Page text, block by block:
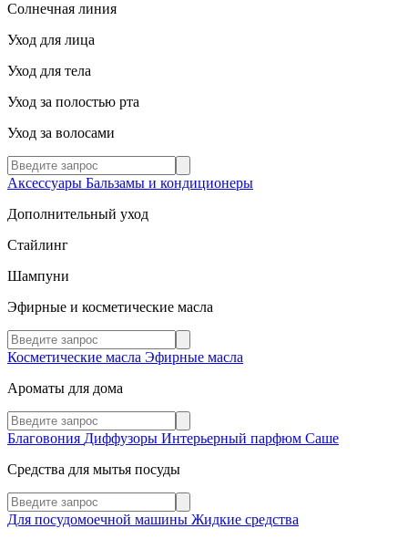
Солнечная линия
Уход для лица
Уход для тела
Уход за полостью рта
Уход за волосами
Аксессуары Бальзамы и кондиционеры
Дополнительный уход
Стайлинг
Шампуни
Эфирные и косметические масла
Косметические масла Эфирные масла
Ароматы для дома
Благовония Диффузоры Интерьерный парфюм Саше
Средства для мытья посуды
Для посудомоечной машины Жидкие средства